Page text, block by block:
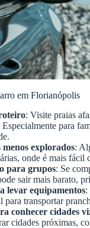
em Florianópolis
: Visite praias
Especialmente para
menos explorados:
onde é mais fácil
para grupos: Se
sair mais barato,
levar equipamentos:
para transportar
conhecer cidades
cidades próximas,